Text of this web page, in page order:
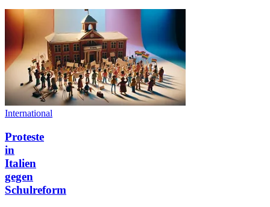
International
Proteste
in
Italien
gegen
Schulreform